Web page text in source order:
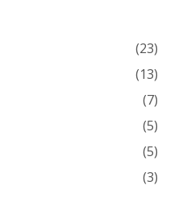
(23)
(13)
(7)
(5)
(5)
(3)